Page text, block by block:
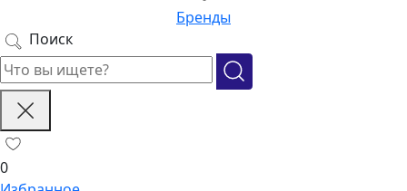
Бренды
Поиск
0